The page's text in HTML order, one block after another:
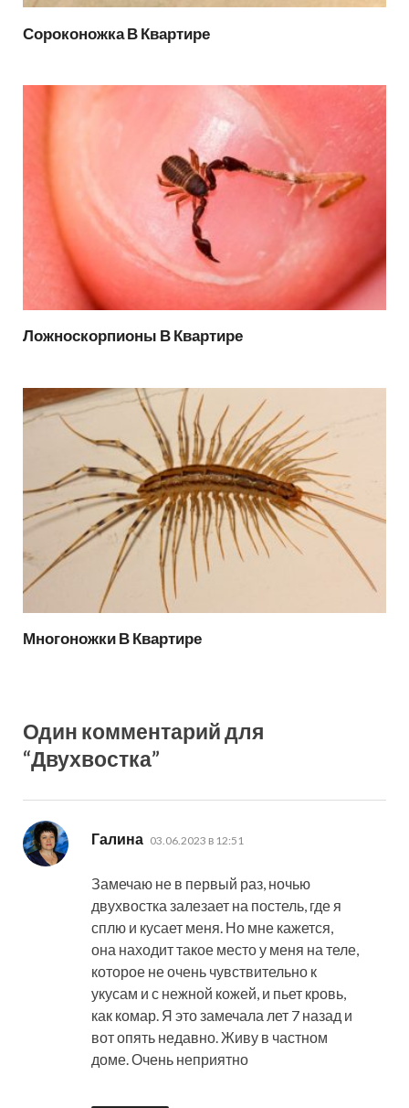
Сороконожка В Квартире
Ложноскорпионы В Квартире
Многоножки В Квартире
Один комментарий для
“Двухвостка”
Галина 03.06.2023 в 12:51
Замечаю не в первый раз, ночью
двухвостка залезает на постель, где я
сплю и кусает меня. Но мне кажется,
она находит такое место у меня на теле,
которое не очень чувствительно к
укусам и с нежной кожей, и пьет кровь,
как комар. Я это замечала лет 7 назад и
вот опять недавно. Живу в частном
доме. Очень неприятно